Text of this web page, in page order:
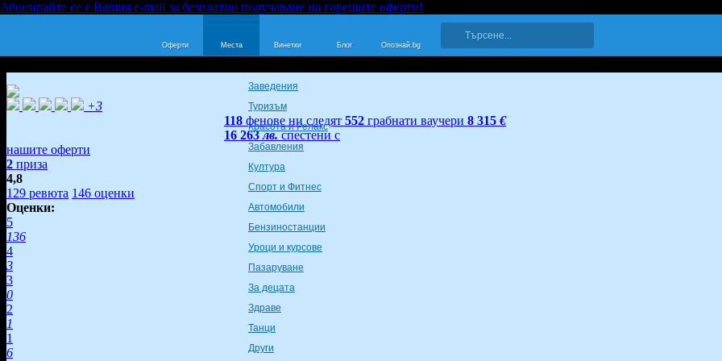
Абонирайте се с Вашия e-mail за безплатно получаване на горещите оферти!
Оферти Места Винетки Блог Опознай.bg
+3
118 фенове ни следят 552 грабнати ваучери 8 315 €
16 263лв. спестени с
нашите оферти
2 приза
4,8
129 ревюта 146 оценки
Оценки:
5
136
4
3
3
0
2
1
1
6
Заведения
Туризъм
Красота и Релакс
Забавления
Култура
Спорт и Фитнес
Автомобили
Бензиностанции
Уроци и курсове
Пазаруване
За децата
Здраве
Танци
Други